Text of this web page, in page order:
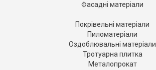
Фасадні матеріали
Покрівельні матеріали
Пиломатеріали
Оздоблювальні матеріали
Тротуарна плитка
Металопрокат